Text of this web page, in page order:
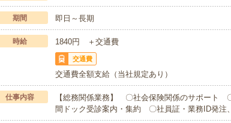
期間 即日～長期
時給 1840円 ＋交通費
交通費
交通費全額支給（当社規定あり）
仕事内容
【総務関係業務】 〇社会保険関係のサポート
間ドック受診案内・集約 〇社員証・業務ID発注